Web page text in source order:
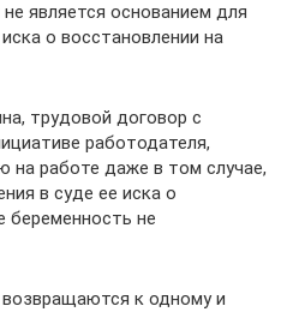
является основанием для
о восстановлении на
трудовой договор с
работодателя,
на работе даже в том случае,
в суде ее иска о
беременность не
к одному и